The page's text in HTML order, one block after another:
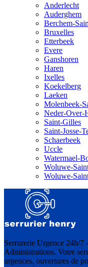
Anderlecht
Auderghem
Berchem-
Bruxelles
Etterbeek
Evere
Ganshoren
Haren
Ixelles
Koekelberg
Laeken
Molenbeek-
Neder-Over-
Saint-Gilles
Saint-Josse-
Schaerbeek
Uccle
Watermael-
Woluwe-
Woluwe-
Serrurerie Urgence 24h/7
Administrations. Votre
urgences, ouvertures de